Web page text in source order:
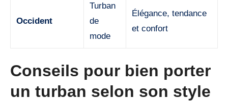
Occident
Turban
de
mode
Élégance, tendance
et confort
Conseils pour bien porter
un turban selon son style